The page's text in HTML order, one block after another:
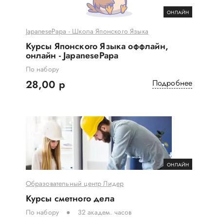
ОНЛАЙН
JapanesePapa - Школа Японского Языка
Курсы Японского Языка оффлайн,
онлайн - JapanesePapa
По набору
28,00 р Подробнее
ОНЛАЙН
Образовательный центр Лидер
Курсы сметного дела
По набору 32 академ. часов